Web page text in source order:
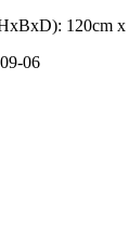
: 120cm
06